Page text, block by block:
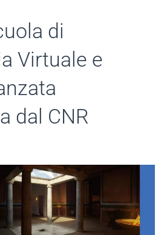
di
Virtuale e
dal CNR